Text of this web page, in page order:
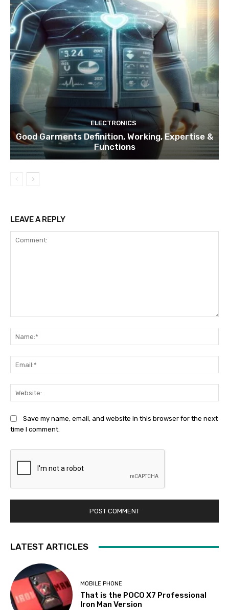
ELECTRONICS
Good Garments Definition, Working, Expertise &
Functions
LEAVE A REPLY
Save my name, email, and website in this browser for the next
time I comment.
LATEST ARTICLES
MOBILE PHONE
That is the POCO X7 Professional
Iron Man Version